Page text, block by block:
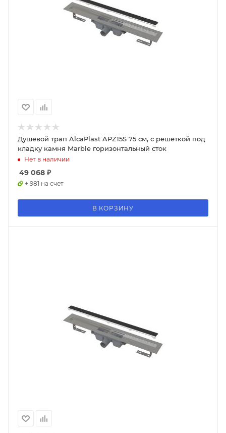
Душевой трап AlcaPlast APZ15S 75 см, с решеткой под
кладку камня Marble горизонтальный сток
Нет в наличии
49 068 ₽
+ 981 на счет
В КОРЗИНУ